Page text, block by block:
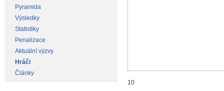
Pyramida
Výsledky
Statistiky
Penalizace
Aktuální výzvy
Hráči
Články
10